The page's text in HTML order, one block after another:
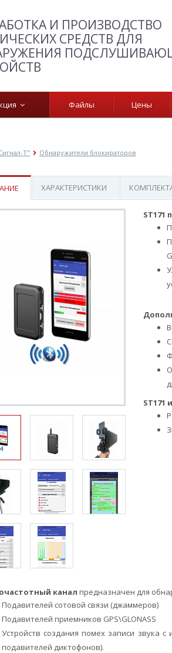
И ПРОИЗВОДСТВО
СРЕДСТВ ДЛЯ
Файлы Цены
Т" Обнаружители блокираторов
ХАРАКТЕРИСТИКИ
ST171
ST171
ST171
канал предназначен для
Подавителей сотовой связи (джаммеров)
Подавителей приемников GPS\GLONASS
Устройств создания помех записи звука
подавителей диктофонов).